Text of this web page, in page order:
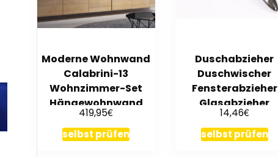
Moderne Wohnwand
Calabrini-13
Wohnzimmer-Set
Hängewohnwand
Hochglanz 5-Farben
419,95€
selbst prüfen
Duschabzieher
Duschwischer
Fensterabzieher
Glasabzieher
Glaswischer Bad
Edelstah
14,46€
selbst prüfen